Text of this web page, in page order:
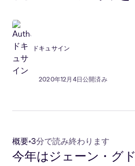
ドキュサイン
2020年12月4日公開済み
概要•3分で読み終わります
今年はジェーン・グ